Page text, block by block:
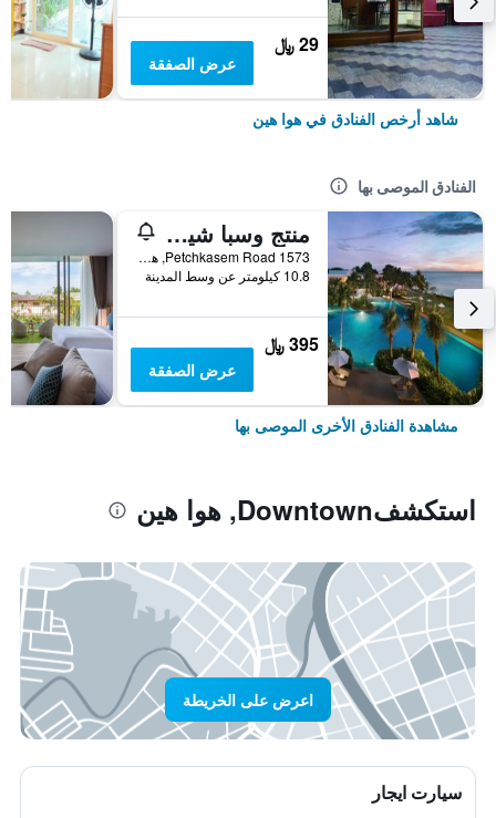
29 ﷼
عرض الصفقة
شاهد أرخص الفنادق في هوا هين
الفنادق الموصى بها
منتج وسبا شيراتون هوا هين
1573 Petchkasem Road, هوا هين, تايلاند
10.8 كيلومتر عن وسط المدينة
395 ﷼
عرض الصفقة
مشاهدة الفنادق الأخرى الموصى بها
استكشفDowntown, هوا هين
اعرض على الخريطة
سيارت ايجار